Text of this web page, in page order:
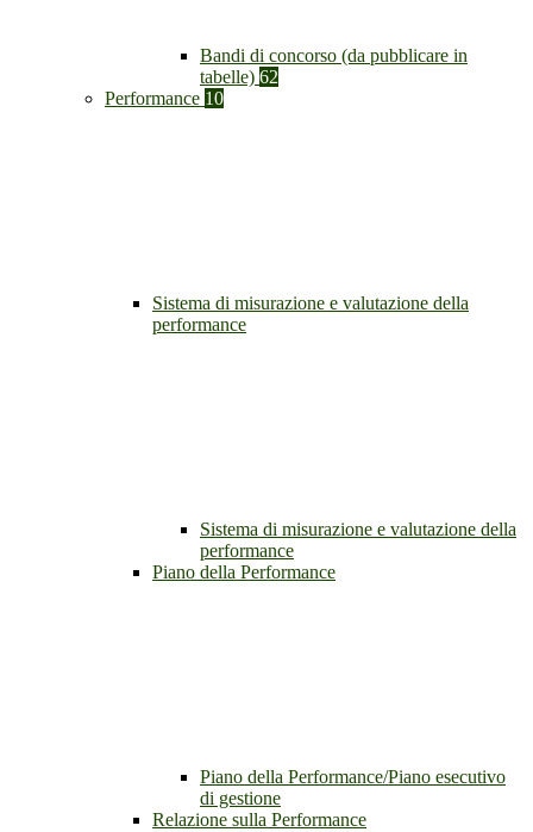
Bandi di concorso (da pubblicare in
tabelle) 62
Performance 10
Sistema di misurazione e valutazione della
performance
Sistema di misurazione e valutazione della
performance
Piano della Performance
Piano della Performance/Piano esecutivo
di gestione
Relazione sulla Performance